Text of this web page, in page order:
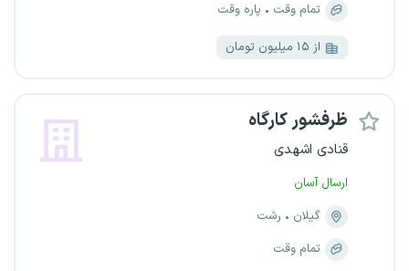
تمام وقت
پاره وقت
از ۱۵ میلیون تومان
ظرفشور کارگاه
قنادی اشهدی
ارسال آسان
گیلان
رشت
تمام وقت